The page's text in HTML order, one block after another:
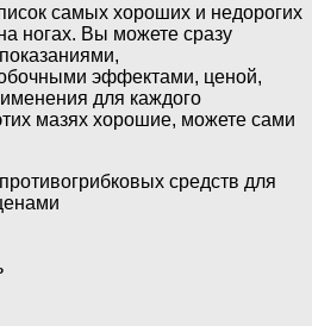
самых хороших и недорогих
ногах. Вы можете сразу
эффектами, ценой,
для каждого
мазях хорошие, можете сами
средств для